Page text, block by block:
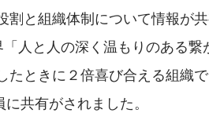
割と組織体制について情報が
人と人の深く温もりのある
ときに２倍喜び合える組織
共有がされました。